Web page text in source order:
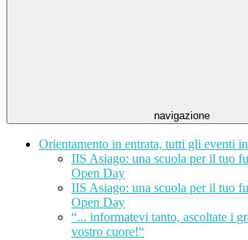
navigazione
Orientamento in entrata, tutti gli eventi
IIS Asiago: una scuola per il tuo
Open Day
IIS Asiago: una scuola per il tuo
Open Day
“... informatevi tanto, ascoltate i
vostro cuore!“